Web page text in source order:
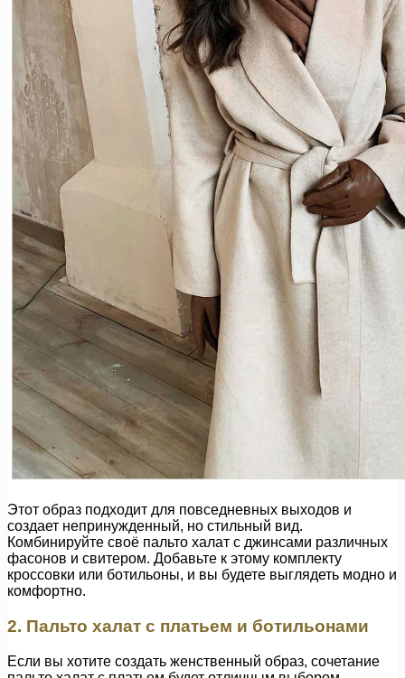
Этот образ подходит для повседневных выходов и
создает непринужденный, но стильный вид.
Комбинируйте своё пальто халат с джинсами различных
фасонов и свитером. Добавьте к этому комплекту
кроссовки или ботильоны, и вы будете выглядеть модно и
комфортно.
2. Пальто халат с платьем и ботильонами
Если вы хотите создать женственный образ, сочетание